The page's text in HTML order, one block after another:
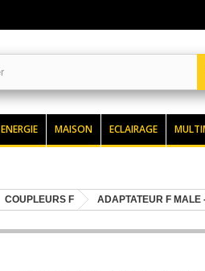
ENERGIE MAISON ECLAIRAGE
COUPLEURS F ADAPTATEUR F MALE